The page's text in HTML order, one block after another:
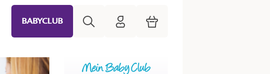
BABYCLUB HiPP Mein Babyclub
Warenkorb